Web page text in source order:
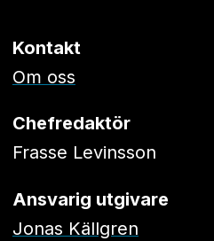
Kontakt
Om oss
Chefredaktör
Frasse Levinsson
Ansvarig utgivare
Jonas Källgren